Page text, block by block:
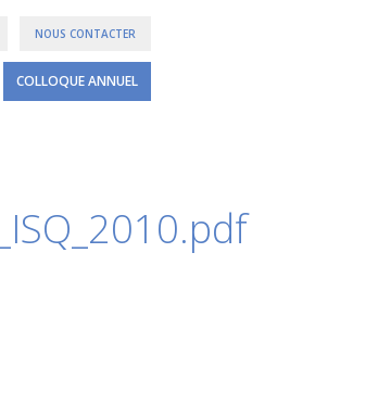
NOUS CONTACTER
COLLOQUE ANNUEL